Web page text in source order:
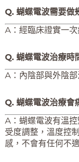
Q. 蝴蝶電波需要做
A：經臨床證實一
Q. 蝴蝶電波治療時
A：內陰部與外陰
Q. 蝴蝶電波治療會
A：蝴蝶電波有溫
受度調整，溫度控
感，不會有任何不